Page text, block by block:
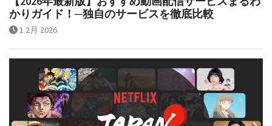
かりガイド！─独自のサービスを徹底比較
1 2月 2026